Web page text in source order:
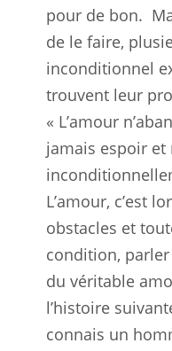
pour de bon.
de le faire,
inconditionnel
trouvent leur
« L’amour
jamais espoir et
L’amour, c’est
obstacles et
condition, parler
du véritable
l’histoire
connais un